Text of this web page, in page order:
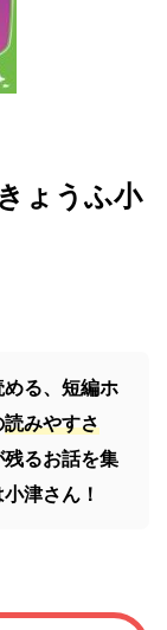
ょうふ小
る、短編ホ
読みやすさ
るお話を集
津さん！